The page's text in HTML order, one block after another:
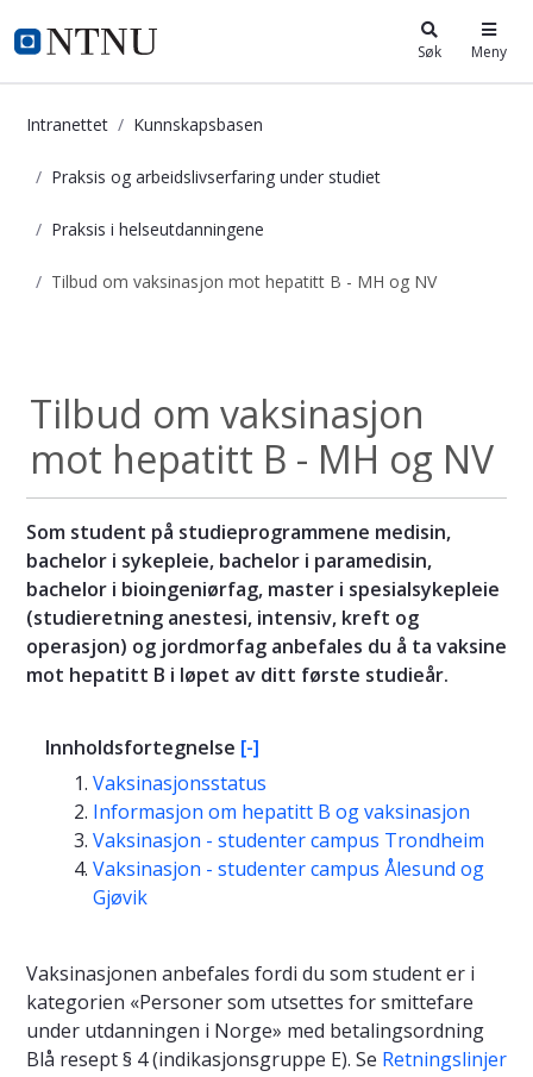
i.ntnu.no Søk Meny
Intranettet Kunnskapsbasen
Praksis og arbeidslivserfaring under studiet
Praksis i helseutdanningene
Tilbud om vaksinasjon mot hepatitt B - MH og NV
Tilbud om vaksinasjon
mot hepatitt B - MH og NV
Som student på studieprogrammene medisin,
bachelor i sykepleie, bachelor i paramedisin,
bachelor i bioingeniørfag, master i spesialsykepleie
(studieretning anestesi, intensiv, kreft og
operasjon) og jordmorfag anbefales du å ta vaksine
mot hepatitt B i løpet av ditt første studieår.
Innholdsfortegnelse [-]
Vaksinasjonsstatus
Informasjon om hepatitt B og vaksinasjon
Vaksinasjon - studenter campus Trondheim
Vaksinasjon - studenter campus Ålesund og
Gjøvik
Vaksinasjonen anbefales fordi du som student er i
kategorien «Personer som utsettes for smittefare
under utdanningen i Norge» med betalingsordning
Blå resept § 4 (indikasjonsgruppe E). Se Retningslinjer